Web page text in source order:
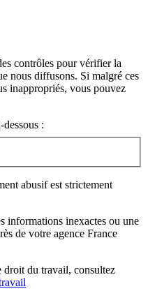
contrôles pour vérifier la
nous diffusons. Si malgré ces
inappropriés, vous pouvez
:
abusif est strictement
informations inexactes ou une
de votre agence France
droit du travail, consultez